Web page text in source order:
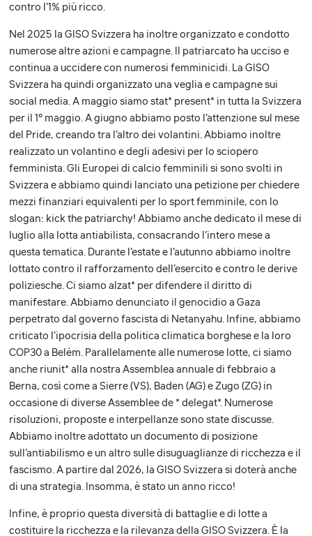
contro l’1% più ricco.
Nel 2025 la GISO Svizzera ha inoltre organizzato e condotto
numerose altre azioni e campagne. Il patriarcato ha ucciso e
continua a uccidere con numerosi femminicidi. La GISO
Svizzera ha quindi organizzato una veglia e campagne sui
social media. A maggio siamo stat* present* in tutta la Svizzera
per il 1° maggio. A giugno abbiamo posto l’attenzione sul mese
del Pride, creando tra l’altro dei volantini. Abbiamo inoltre
realizzato un volantino e degli adesivi per lo sciopero
femminista. Gli Europei di calcio femminili si sono svolti in
Svizzera e abbiamo quindi lanciato una petizione per chiedere
mezzi finanziari equivalenti per lo sport femminile, con lo
slogan: kick the patriarchy! Abbiamo anche dedicato il mese di
luglio alla lotta antiabilista, consacrando l’intero mese a
questa tematica. Durante l’estate e l’autunno abbiamo inoltre
lottato contro il rafforzamento dell’esercito e contro le derive
poliziesche. Ci siamo alzat* per difendere il diritto di
manifestare. Abbiamo denunciato il genocidio a Gaza
perpetrato dal governo fascista di Netanyahu. Infine, abbiamo
criticato l’ipocrisia della politica climatica borghese e la loro
COP30 a Belém. Parallelamente alle numerose lotte, ci siamo
anche riunit* alla nostra Assemblea annuale di febbraio a
Berna, così come a Sierre (VS), Baden (AG) e Zugo (ZG) in
occasione di diverse Assemblee de * delegat*. Numerose
risoluzioni, proposte e interpellanze sono state discusse.
Abbiamo inoltre adottato un documento di posizione
sull’antiabilismo e un altro sulle disuguaglianze di ricchezza e il
fascismo. A partire dal 2026, la GISO Svizzera si doterà anche
di una strategia. Insomma, è stato un anno ricco!
Infine, è proprio questa diversità di battaglie e di lotte a
costituire la ricchezza e la rilevanza della GISO Svizzera. È la